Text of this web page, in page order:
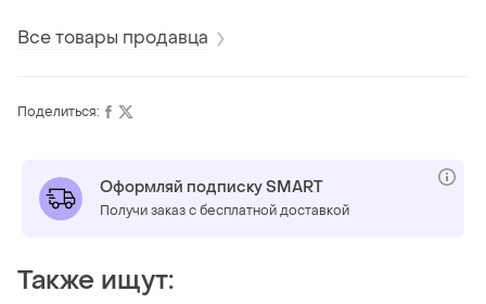
Все товары продавца
Поделиться:
Оформляй подписку SMART
Получи заказ с бесплатной доставкой
Также ищут: